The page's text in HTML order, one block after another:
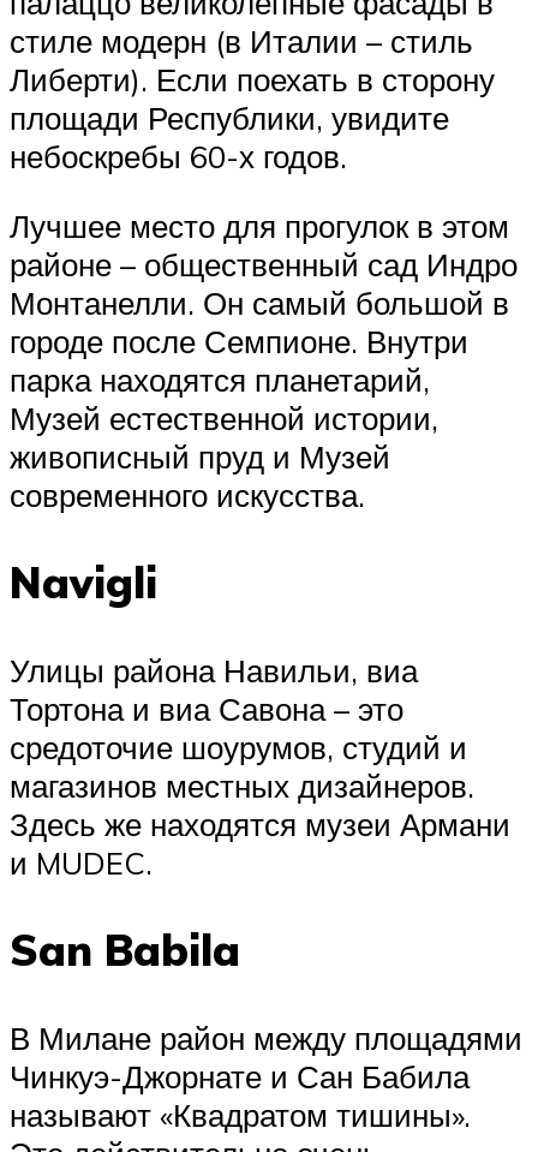
стиле модерн (в Италии – стиль
Либерти). Если поехать в сторону
площади Республики, увидите
небоскребы 60-х годов.
Лучшее место для прогулок в этом
районе – общественный сад Индро
Монтанелли. Он самый большой в
городе после Семпионе. Внутри
парка находятся планетарий,
Музей естественной истории,
живописный пруд и Музей
современного искусства.
Navigli
Улицы района Навильи, виа
Тортона и виа Савона – это
средоточие шоурумов, студий и
магазинов местных дизайнеров.
Здесь же находятся музеи Армани
и MUDEC.
San Babila
В Милане район между площадями
Чинкуэ-Джорнате и Сан Бабила
называют «Квадратом тишины».